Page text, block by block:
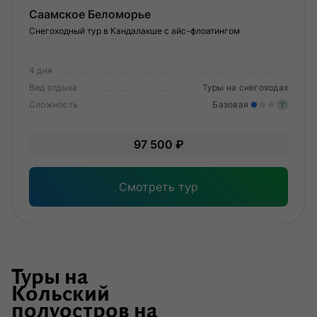
Саамское Беломорье
Снегоходный тур в Кандалакше с айс-флоатингом
4 дня
Вид отдыха
Туры на снегоходах
Сложность
Базовая ?
97 500 ₽
Смотреть тур
Туры на
Кольский
полуостров на